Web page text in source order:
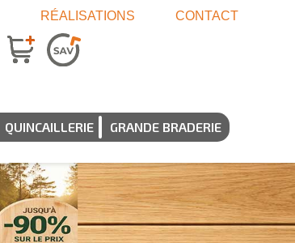
RÉALISATIONS CONTACT
QUINCAILLERIE GRANDE BRADERIE